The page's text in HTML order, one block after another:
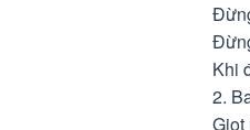
Khi
2.
Giọt